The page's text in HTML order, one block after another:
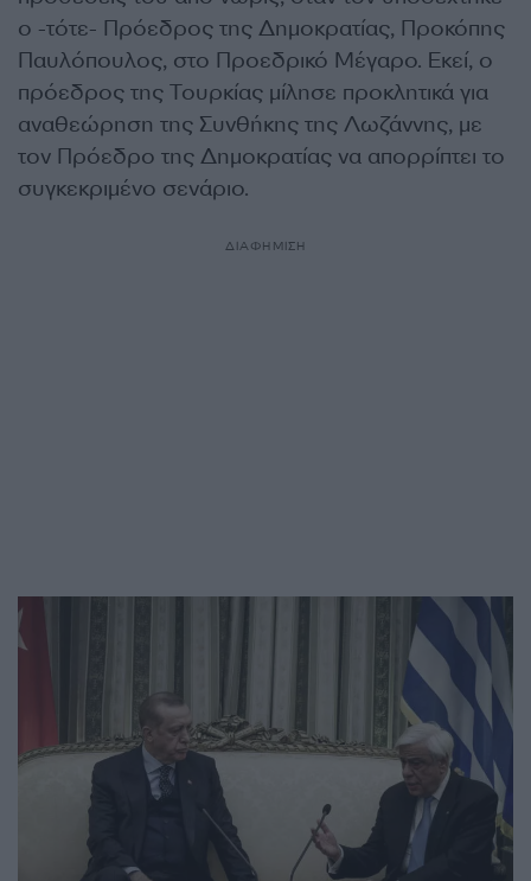
ο -τότε- Πρόεδρος της Δημοκρατίας, Προκόπης
Παυλόπουλος, στο Προεδρικό Μέγαρο. Εκεί, ο
πρόεδρος της Τουρκίας μίλησε προκλητικά για
αναθεώρηση της Συνθήκης της Λωζάννης, με
τον Πρόεδρο της Δημοκρατίας να απορρίπτει το
συγκεκριμένο σενάριο.
ΔΙΑΦΗΜΙΣΗ